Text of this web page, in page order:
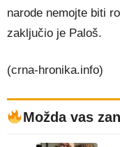
narode nemojte biti
zaključio je Paloš.
(crna-hronika.info)
Možda vas